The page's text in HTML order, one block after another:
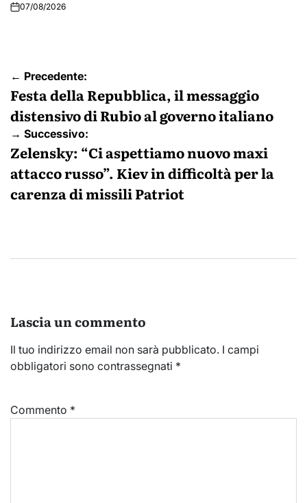
07/08/2026
Navigazione
articoli
← Precedente:
Festa della Repubblica, il messaggio
distensivo di Rubio al governo italiano
→ Successivo:
Zelensky: “Ci aspettiamo nuovo maxi
attacco russo”. Kiev in difficoltà per la
carenza di missili Patriot
Lascia un commento
Il tuo indirizzo email non sarà pubblicato. I campi
obbligatori sono contrassegnati *
Commento *